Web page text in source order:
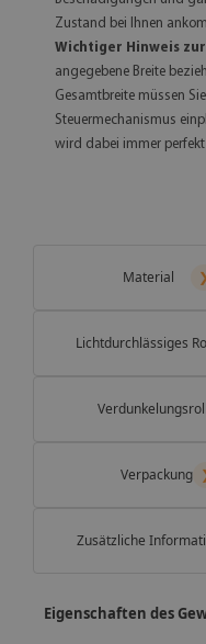
Zustand bei Ihnen
Wichtiger Hinweis
angegebene Breite
Gesamtbreite müssen
Steuermechanismus
wird dabei immer
Material ❯
Lichtdurchlässiges
Verpackung
Zusätzliche
Eigenschaften des